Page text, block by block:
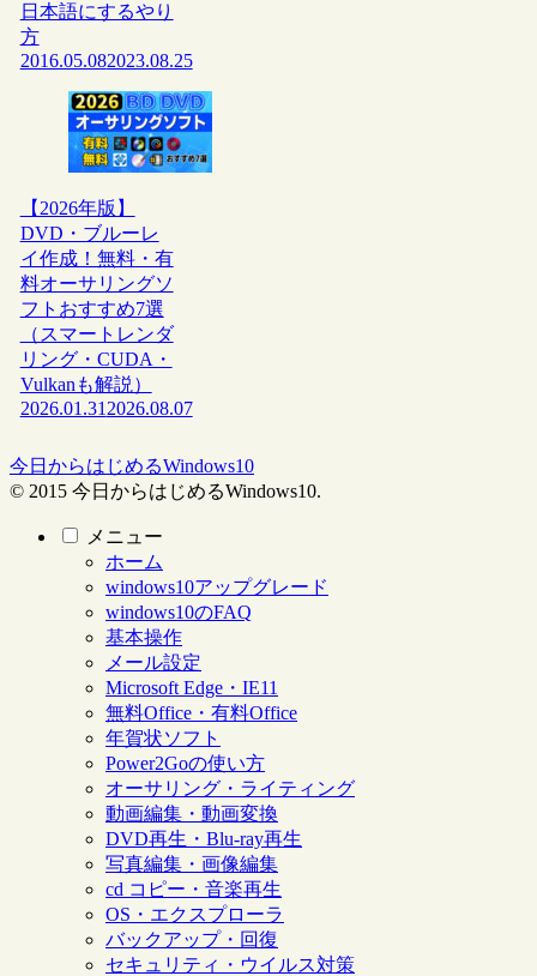
日本語にするやり
方
2016.05.082023.08.25
【2026年版】
DVD・ブルーレ
イ作成！無料・有
料オーサリングソ
フトおすすめ7選
（スマートレンダ
リング・CUDA・
Vulkanも解説）
2026.01.312026.08.07
今日からはじめるWindows10
© 2015 今日からはじめるWindows10.
メニュー
ホーム
windows10アップグレード
windows10のFAQ
基本操作
メール設定
Microsoft Edge・IE11
無料Office・有料Office
年賀状ソフト
Power2Goの使い方
オーサリング・ライティング
動画編集・動画変換
DVD再生・Blu-ray再生
写真編集・画像編集
cd コピー・音楽再生
OS・エクスプローラ
バックアップ・回復
セキュリティ・ウイルス対策